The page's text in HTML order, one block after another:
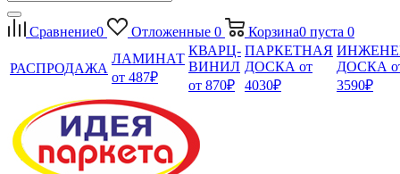
Сравнение0 Отложенные 0 Корзина0 пуста 0
РАСПРОДАЖА
ЛАМИНАТ
от 487₽
КВАРЦ-
ВИНИЛ
от 870₽
ПАРКЕТНАЯ
ДОСКА от
4030₽
ДОСКА
3590₽